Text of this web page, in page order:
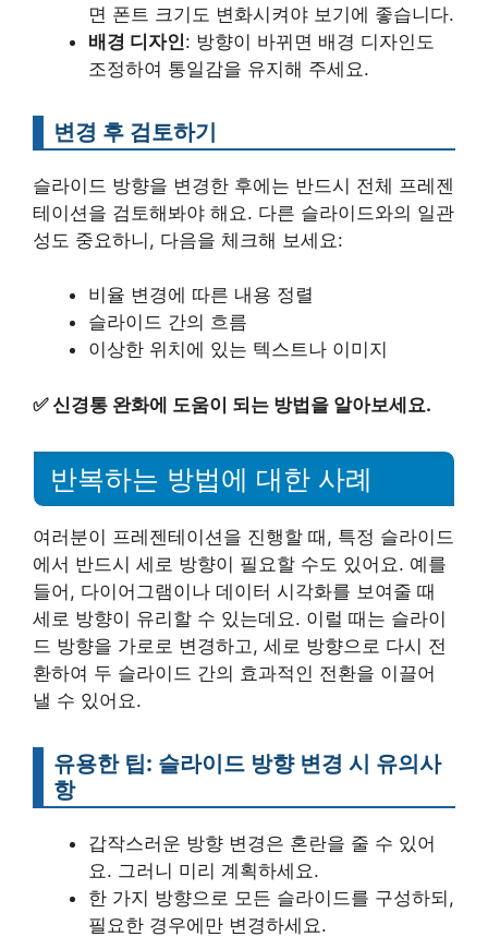
면 폰트 크기도 변화시켜야 보기에 좋습니다.
배경 디자인: 방향이 바뀌면 배경 디자인도
조정하여 통일감을 유지해 주세요.
변경 후 검토하기
슬라이드 방향을 변경한 후에는 반드시 전체 프레젠
테이션을 검토해봐야 해요. 다른 슬라이드와의 일관
성도 중요하니, 다음을 체크해 보세요:
비율 변경에 따른 내용 정렬
슬라이드 간의 흐름
이상한 위치에 있는 텍스트나 이미지
✅신경통 완화에 도움이 되는 방법을 알아보세요.
반복하는 방법에 대한 사례
여러분이 프레젠테이션을 진행할 때, 특정 슬라이드
에서 반드시 세로 방향이 필요할 수도 있어요. 예를
들어, 다이어그램이나 데이터 시각화를 보여줄 때
세로 방향이 유리할 수 있는데요. 이럴 때는 슬라이
드 방향을 가로로 변경하고, 세로 방향으로 다시 전
환하여 두 슬라이드 간의 효과적인 전환을 이끌어
낼 수 있어요.
유용한 팁: 슬라이드 방향 변경 시 유의사
항
갑작스러운 방향 변경은 혼란을 줄 수 있어
요. 그러니 미리 계획하세요.
한 가지 방향으로 모든 슬라이드를 구성하되,
필요한 경우에만 변경하세요.